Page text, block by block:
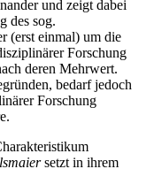
und zeigt dabei
des sog.
(erst einmal) um die
Forschung
deren Mehrwert.
bedarf jedoch
Forschung
setzt in ihrem